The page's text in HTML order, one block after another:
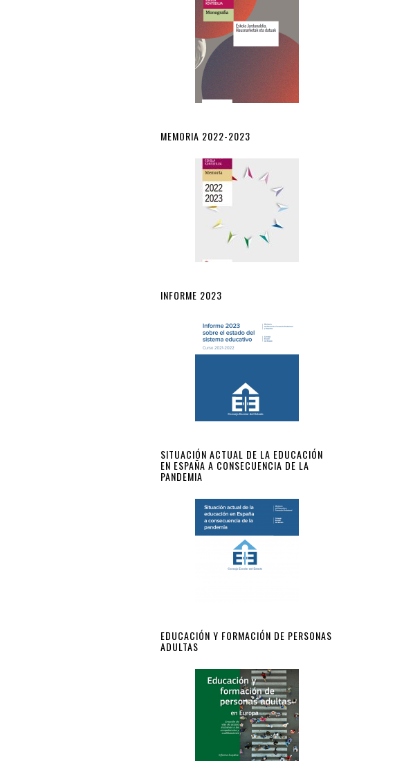
MEMORIA 2022-2023
INFORME 2023
SITUACIÓN ACTUAL DE LA EDUCACIÓN
EN ESPAÑA A CONSECUENCIA DE LA
PANDEMIA
EDUCACIÓN Y FORMACIÓN DE PERSONAS
ADULTAS